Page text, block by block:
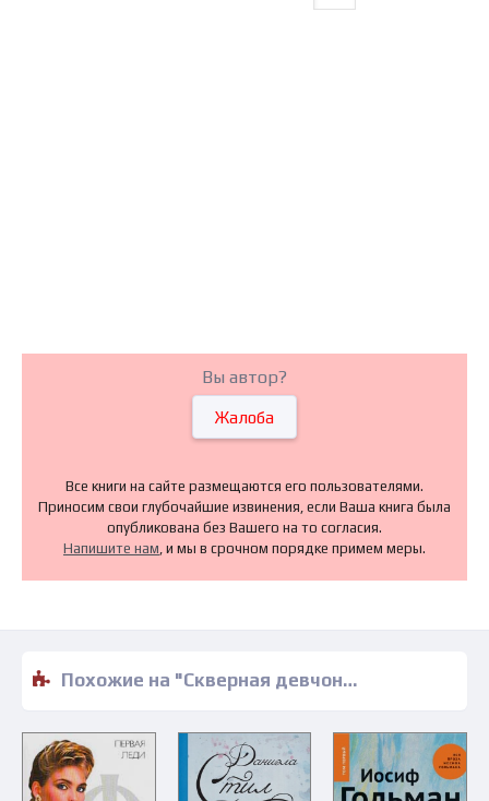
Вы автор?
Жалоба
Все книги на сайте размещаются его пользователями.
Приносим свои глубочайшие извинения, если Ваша книга была
опубликована без Вашего на то согласия.
Напишите нам , и мы в срочном порядке примем меры.
Похожие на "Скверная девчонка - Дженнифер Хейворд" книги читать бесплатно полные версии